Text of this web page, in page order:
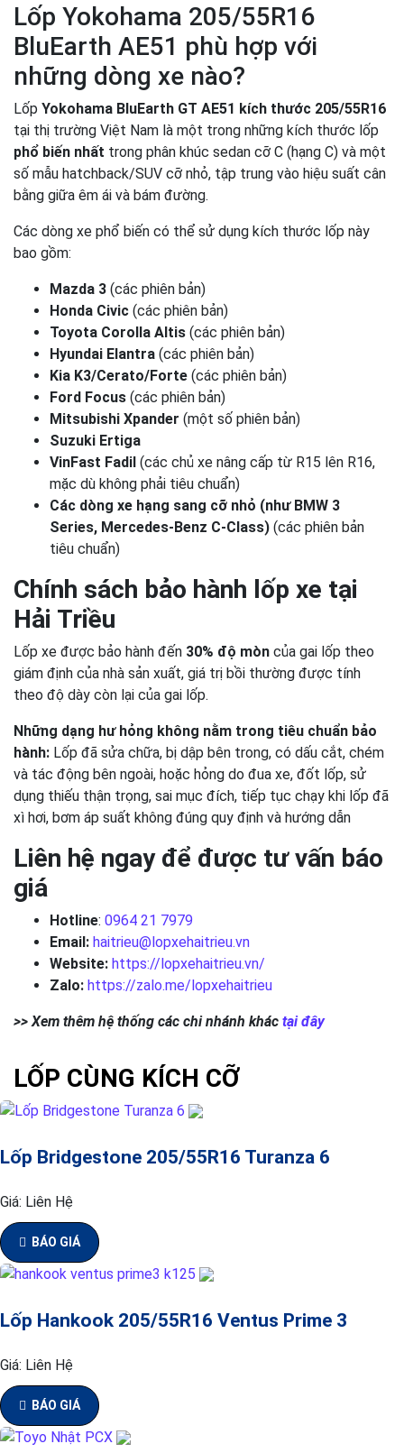
Lốp Yokohama 205/55R16
BluEarth AE51 phù hợp với
những dòng xe nào?
Lốp Yokohama BluEarth GT AE51 kích thước 205/55R16
tại thị trường Việt Nam là một trong những kích thước lốp
phổ biến nhất trong phân khúc sedan cỡ C (hạng C) và một
số mẫu hatchback/SUV cỡ nhỏ, tập trung vào hiệu suất cân
bằng giữa êm ái và bám đường.
Các dòng xe phổ biến có thể sử dụng kích thước lốp này
bao gồm:
Mazda 3 (các phiên bản)
Honda Civic (các phiên bản)
Toyota Corolla Altis (các phiên bản)
Hyundai Elantra (các phiên bản)
Kia K3/Cerato/Forte (các phiên bản)
Ford Focus (các phiên bản)
Mitsubishi Xpander (một số phiên bản)
Suzuki Ertiga
VinFast Fadil (các chủ xe nâng cấp từ R15 lên R16,
mặc dù không phải tiêu chuẩn)
Các dòng xe hạng sang cỡ nhỏ (như BMW 3
Series, Mercedes-Benz C-Class) (các phiên bản
tiêu chuẩn)
Chính sách bảo hành lốp xe tại
Hải Triều
Lốp xe được bảo hành đến 30% độ mòn của gai lốp theo
giám định của nhà sản xuất, giá trị bồi thường được tính
theo độ dày còn lại của gai lốp.
Những dạng hư hỏng không nằm trong tiêu chuẩn bảo
hành: Lốp đã sửa chữa, bị dập bên trong, có dấu cắt, chém
và tác động bên ngoài, hoặc hỏng do đua xe, đốt lốp, sử
dụng thiếu thận trọng, sai mục đích, tiếp tục chạy khi lốp đã
xì hơi, bơm áp suất không đúng quy định và hướng dẫn
Liên hệ ngay để được tư vấn báo
giá
Hotline: 0964 21 7979
Email: haitrieu@lopxehaitrieu.vn
Website: https://lopxehaitrieu.vn/
Zalo: https://zalo.me/lopxehaitrieu
>> Xem thêm hệ thống các chi nhánh khác tại đây
LỐP CÙNG KÍCH CỠ
Lốp Bridgestone 205/55R16 Turanza 6
Giá: Liên Hệ
BÁO GIÁ
Lốp Hankook 205/55R16 Ventus Prime 3
Giá: Liên Hệ
BÁO GIÁ